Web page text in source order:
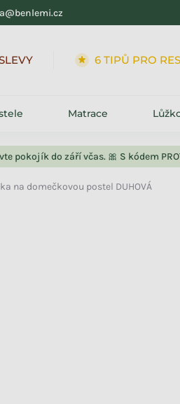
pokojík do září včas. 🎀 S kódem
6 TIPŮ PRO RESTART
Matrace
na domečkovou postel DUHOVÁ